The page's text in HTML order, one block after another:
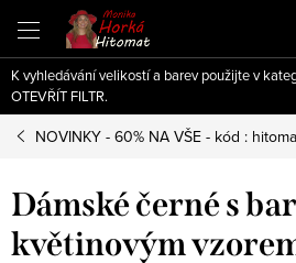
obsah
K vyhledávání velikostí a barev použijte v
OTEVŘÍT FILTR.
NOVINKY - 60% NA VŠE - kód :
Dámské černé s
květinovým